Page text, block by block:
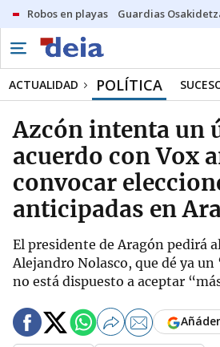
Robos en playas Guardias
ACTUALIDAD POLÍTICA
Azcón intenta un
acuerdo con Vox
convocar
anticipadas en
El presidente de Aragón pedirá
Alejandro Nolasco, que dé ya un
no está dispuesto a aceptar